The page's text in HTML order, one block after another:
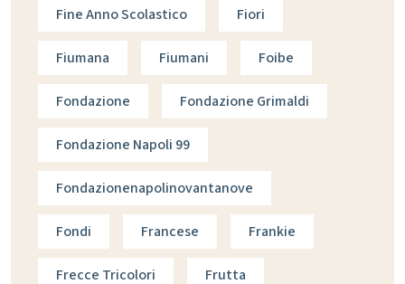
Fine Anno Scolastico Fiori
Fiumana Fiumani Foibe
Fondazione Fondazione Grimaldi
Fondazione Napoli 99
Fondazionenapolinovantanove
Fondi Francese Frankie
Frecce Tricolori Frutta